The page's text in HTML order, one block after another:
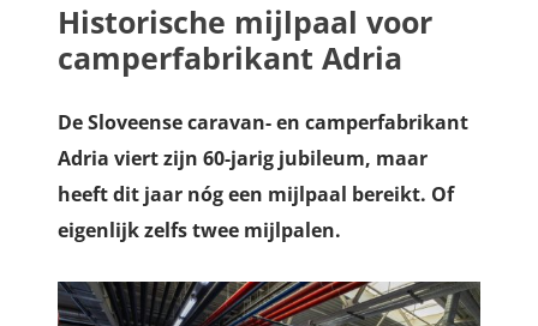
Historische mijlpaal voor
camperfabrikant Adria
De Sloveense caravan- en camperfabrikant
Adria viert zijn 60-jarig jubileum, maar
heeft dit jaar nóg een mijlpaal bereikt. Of
eigenlijk zelfs twee mijlpalen.